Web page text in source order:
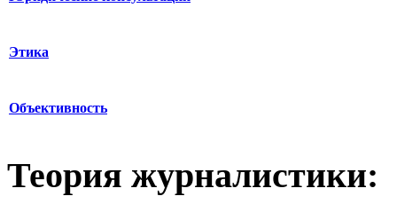
Этика
Объективность
Теория журналистики: